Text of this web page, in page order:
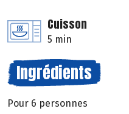
Cuisson
5 min
Ingrédients
Pour 6 personnes